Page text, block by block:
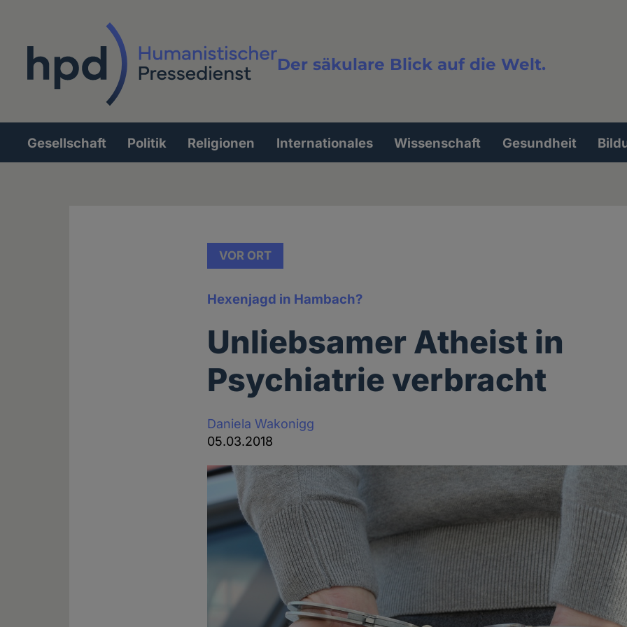
Der säkulare Blick auf die Welt.
Volltextsuche
Hauptnavigation
Gesellschaft Politik Religionen Internationales Wissenschaft Gesundheit
VOR ORT
Hexenjagd in Hambach?
Unliebsamer Atheist in
Psychiatrie verbracht
Daniela Wakonigg
05.03.2018